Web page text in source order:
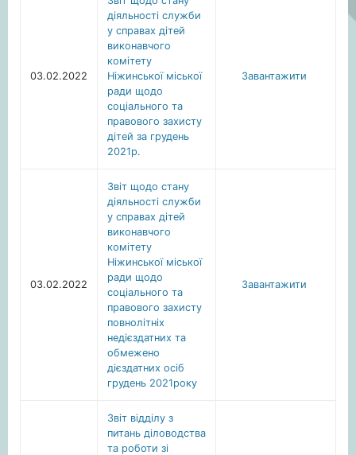
03.02.2022
діяльності служби
у справах дітей
виконавчого
комітету
Ніжинської міської
ради щодо
соціального та
правового захисту
дітей за грудень
2021р.
Завантажити
03.02.2022
Звіт щодо стану
діяльності служби
у справах дітей
виконавчого
комітету
Ніжинської міської
ради щодо
соціального та
правового захисту
повнолітніх
недієздатних та
обмежено
дієздатних осіб
грудень 2021року
Завантажити
Звіт відділу з
питань діловодства
та роботи зі